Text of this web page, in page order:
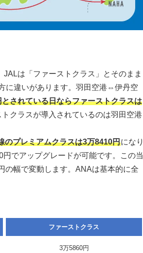
は「ファーストクラス」とそのまま
に違いがあります。羽田空港⇔伊丹空
されている日ならファーストクラスは
クラスが導入されているのは羽田空港
のプレミアムクラスは3万8410円になり
でアップグレードが可能です。この当
の幅で変動します。ANAは基本的に全
ファーストクラス
3万5860円